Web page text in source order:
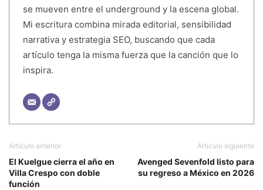
se mueven entre el underground y la escena global.
Mi escritura combina mirada editorial, sensibilidad
narrativa y estrategia SEO, buscando que cada
artículo tenga la misma fuerza que la canción que lo
inspira.
Artículo anterior
El Kuelgue cierra el año en
Villa Crespo con doble
función
Artículo siguiente
Avenged Sevenfold listo para
su regreso a México en 2026